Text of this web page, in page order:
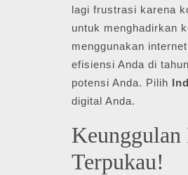
lagi frustrasi karena
untuk menghadirkan
menggunakan
efisiensi Anda di
potensi Anda. Pilih
digital Anda.
Terpukau!